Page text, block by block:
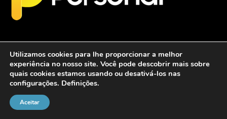
2026 - Personalcob - CNPJ: 12.837.042/0001-60- Todos direitos
Utilizamos cookies para lhe proporcionar a melhor
experiência no nosso site. Você pode descobrir mais sobre
quais cookies estamos usando ou desativá-los nas
configurações. Definições.
Aceitar